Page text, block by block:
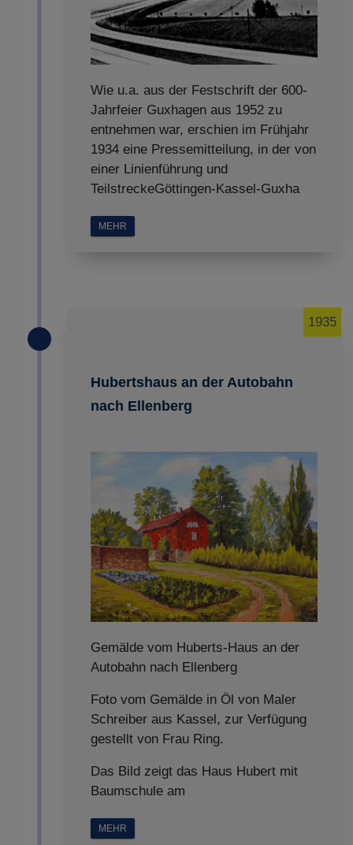
Wie u.a. aus der Festschrift der 600-
Jahrfeier Guxhagen aus 1952 zu
entnehmen war, erschien im Frühjahr
1934 eine Pressemitteilung, in der von
einer Linienführung und
TeilstreckeGöttingen-Kassel-Guxha
MEHR
Hubertshaus an der Autobahn
nach Ellenberg
1935
Gemälde vom Huberts-Haus an der
Autobahn nach Ellenberg
Foto vom Gemälde in Öl von Maler
Schreiber aus Kassel, zur Verfügung
gestellt von Frau Ring.
Das Bild zeigt das Haus Hubert mit
Baumschule am
MEHR